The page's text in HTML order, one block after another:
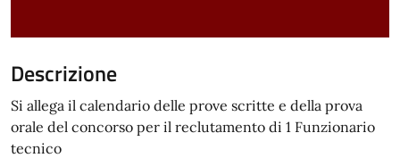
Descrizione
Si allega il calendario delle prove scritte e della prova
orale del concorso per il reclutamento di 1 Funzionario
tecnico